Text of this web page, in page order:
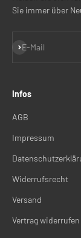
Sie immer über
E-Mail
Abonnieren
Infos
AGB
Impressum
Widerrufsrecht
Versand
Vertrag widerrufen